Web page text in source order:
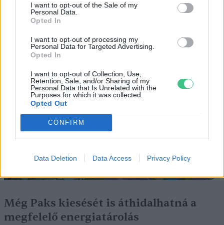
I want to opt-out of the Sale of my
Personal Data.
Opted In
I want to opt-out of processing my
Personal Data for Targeted Advertising.
Opted In
I want to opt-out of Collection, Use,
Retention, Sale, and/or Sharing of my
Personal Data that Is Unrelated with the
Purposes for which it was collected.
Opted Out
CONFIRM
Data Deletion Data Access Privacy Policy
Elképesztő felvétel mutatja meg,
mekkora a különbség az áradó és a
kiszáradó Duna között
ÉLŐ BOLYGÓNK
Még Paks kiesését is áthidalhatná a
megfelelő energiatárolás